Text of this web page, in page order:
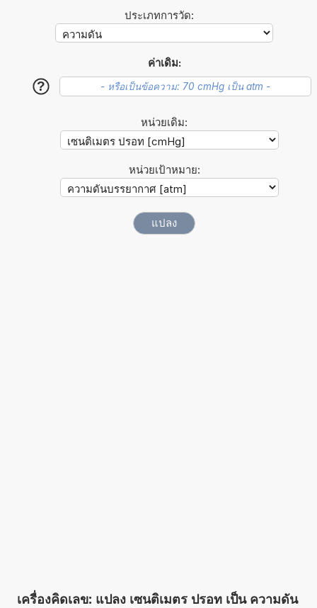
ประเภทการวัด:
ค่าเดิม:
?
หน่วยเดิม:
หน่วยเป้าหมาย:
เครื่องคิดเลข: แปลง เซนติเมตร ปรอท เป็น ความดัน